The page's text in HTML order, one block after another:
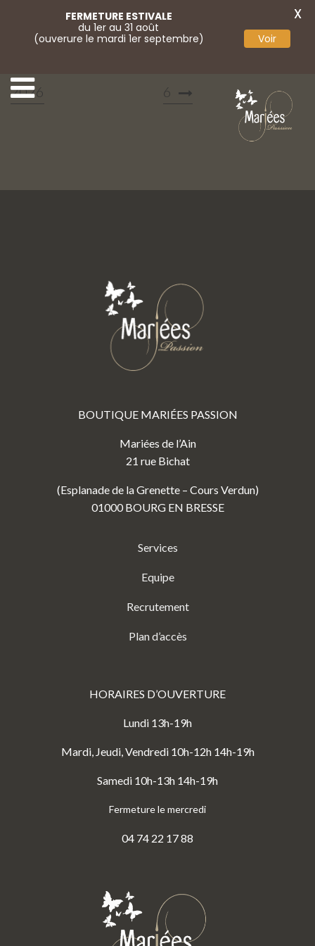
2026
6
BOUTIQUE MARIÉES PASSION
Mariées de l’Ain
21 rue Bichat
(Esplanade de la Grenette – Cours Verdun)
01000 BOURG EN BRESSE
Services
Equipe
Recrutement
Plan d’accès
HORAIRES D’OUVERTURE
Lundi 13h-19h
Mardi, Jeudi, Vendredi 10h-12h 14h-19h
Samedi 10h-13h 14h-19h
Fermeture le mercredi
04 74 22 17 88
FERMETURE ESTIVALE
du 1er au 31 août
(ouverure le mardi 1er septembre)
Voir
X